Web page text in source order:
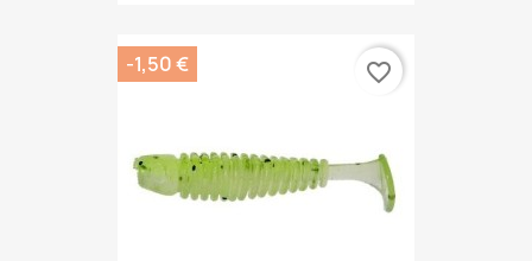
-1,50 € favorite_border